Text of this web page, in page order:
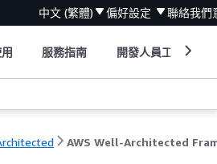
中文 (繁體) 偏好設定 聯絡我們
服務指南 開發人員工具